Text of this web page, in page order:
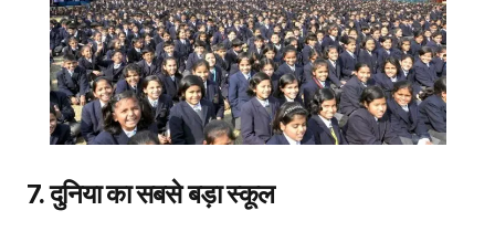
7. दुनिया का सबसे बड़ा स्कूल